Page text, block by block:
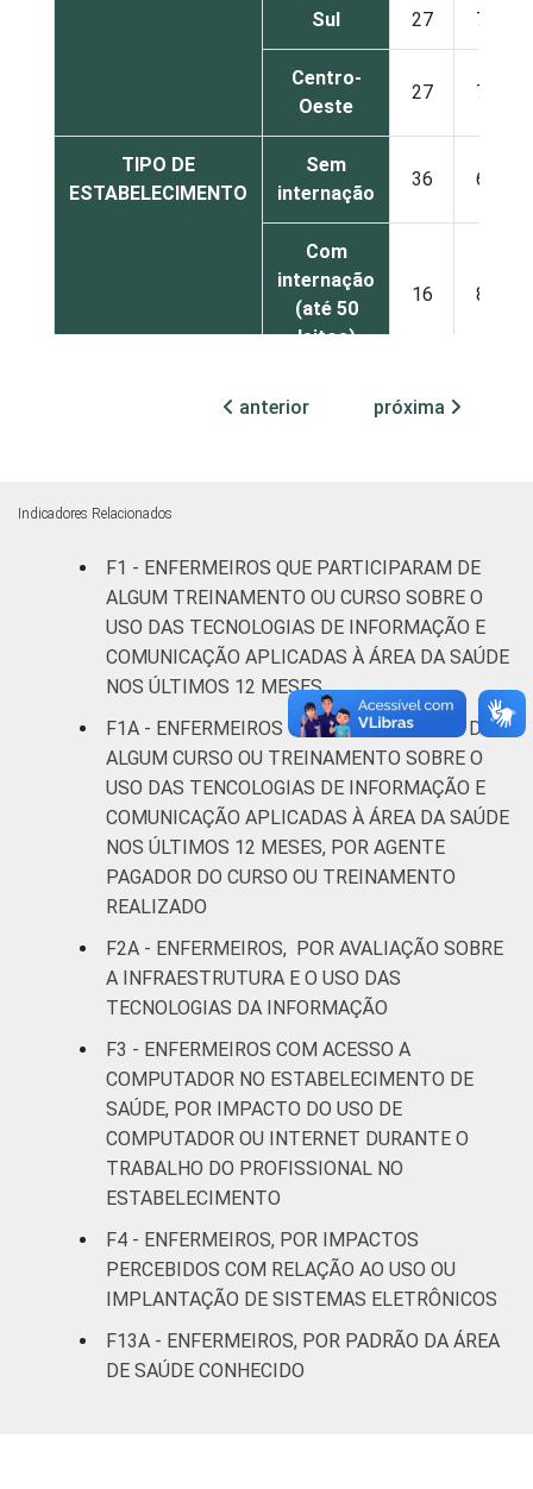
Sul 27 73
Centro-
Oeste
27 73
TIPO DE
ESTABELECIMENTO
Sem
internação
36 64
Com
internação
(até 50
leitos)
16 84
anos
De 31 a 40
anos
29 71
De 41
anos ou
mais
28 71
LOCALIZAÇÃO Capital 24 76
Interior 30
Fonte: CGI.br/NIC.br, Centro Regional de
Estudos para o Desenvolvimento da
Sociedade da Informação (Cetic.br),
informação e comunicação nos
estabelecimentos de saúde brasileiros - TIC
Saúde 2017.
anterior próxima
Indicadores Relacionados
F1 - ENFERMEIROS QUE PARTICIPARAM DE
ALGUM TREINAMENTO OU CURSO SOBRE O
USO DAS TECNOLOGIAS DE INFORMAÇÃO E
COMUNICAÇÃO APLICADAS À ÁREA DA SAÚDE
NOS ÚLTIMOS 12 MESES
F1A - ENFERMEIROS QUE PARTICIPARAM DE
ALGUM CURSO OU TREINAMENTO SOBRE O
USO DAS TENCOLOGIAS DE INFORMAÇÃO E
COMUNICAÇÃO APLICADAS À ÁREA DA SAÚDE
NOS ÚLTIMOS 12 MESES, POR AGENTE
PAGADOR DO CURSO OU TREINAMENTO
REALIZADO
F2A - ENFERMEIROS, POR AVALIAÇÃO SOBRE
A INFRAESTRUTURA E O USO DAS
TECNOLOGIAS DA INFORMAÇÃO
F3 - ENFERMEIROS COM ACESSO A
COMPUTADOR NO ESTABELECIMENTO DE
SAÚDE, POR IMPACTO DO USO DE
COMPUTADOR OU INTERNET DURANTE O
TRABALHO DO PROFISSIONAL NO
ESTABELECIMENTO
F4 - ENFERMEIROS, POR IMPACTOS
PERCEBIDOS COM RELAÇÃO AO USO OU
IMPLANTAÇÃO DE SISTEMAS ELETRÔNICOS
F13A - ENFERMEIROS, POR PADRÃO DA ÁREA
DE SAÚDE CONHECIDO